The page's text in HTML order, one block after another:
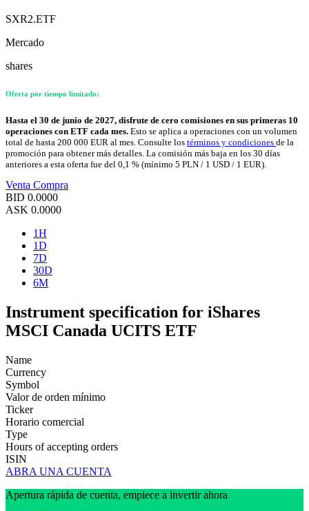
SXR2.ETF
Mercado
shares
Oferta por tiempo limitado:
Hasta el 30 de junio de 2027, disfrute de cero comisiones en sus primeras 10
operaciones con ETF cada mes. Esto se aplica a operaciones con un volumen
total de hasta 200 000 EUR al mes. Consulte los términos y condiciones de la
promoción para obtener más detalles. La comisión más baja en los 30 días
anteriores a esta oferta fue del 0,1 % (mínimo 5 PLN / 1 USD / 1 EUR).
Venta Compra
BID 0.0000
ASK 0.0000
1H
1D
7D
30D
6M
Instrument specification for iShares
MSCI Canada UCITS ETF
Name
Currency
Symbol
Valor de orden mínimo
Ticker
Horario comercial
Type
Hours of accepting orders
ISIN
ABRA UNA CUENTA
Apertura rápida de cuenta, empiece a invertir ahora